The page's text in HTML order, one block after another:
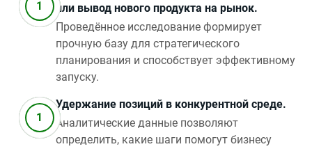
или вывод нового продукта на рынок.
Проведённое исследование формирует
прочную базу для стратегического
планирования и способствует эффективному
запуску.
Удержание позиций в конкурентной среде.
Аналитические данные позволяют
определить, какие шаги помогут бизнесу